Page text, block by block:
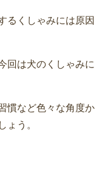
るくしゃみには原因
回は犬のくしゃみに
慣など色々な角度か
ょう。